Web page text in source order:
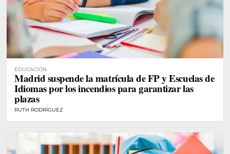
EDUCACIÓN
Madrid suspende la matrícula de FP y Escuelas de
Idiomas por los incendios para garantizar las
plazas
RUTH RODRÍGUEZ